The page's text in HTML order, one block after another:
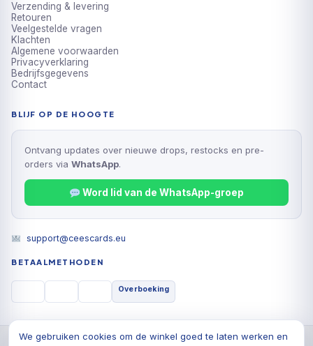
Verzending & levering
Retouren
Veelgestelde vragen
Klachten
Algemene voorwaarden
Privacyverklaring
Bedrijfsgegevens
Contact
BLIJF OP DE HOOGTE
Ontvang updates over nieuwe drops, restocks en pre-
orders via WhatsApp.
Word lid van de WhatsApp-groep
support@ceescards.eu
BETAALMETHODEN
Overboeking
© 2026 Cees Cards B.V., Alle rechten voorbehouden
We gebruiken cookies om de winkel goed te laten werken en